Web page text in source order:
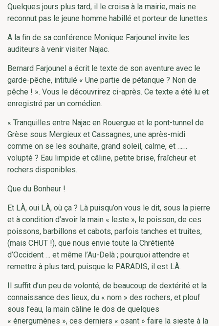
Quelques jours plus tard, il le croisa à la mairie, mais ne
reconnut pas le jeune homme habillé et porteur de lunettes.
A la fin de sa conférence Monique Farjounel invite les
auditeurs à venir visiter Najac.
Bernard Farjounel a écrit le texte de son aventure avec le
garde-pêche, intitulé « Une partie de pétanque ? Non de
pêche ! ». Vous le découvrirez ci-après. Ce texte a été lu et
enregistré par un comédien.
« Tranquilles entre Najac en Rouergue et le pont-tunnel de
Grèse sous Mergieux et Cassagnes, une après-midi
comme on se les souhaite, grand soleil, calme, et ……
volupté ? Eau limpide et câline, petite brise, fraîcheur et
rochers disponibles.
Que du Bonheur !
Et LÀ, oui LÀ, où ça ? Là puisqu’on vous le dit, sous la pierre
et à condition d’avoir la main « leste », le poisson, de ces
poissons, barbillons et cabots, parfois tanches et truites,
(mais CHUT !), que nous envie toute la Chrétienté
d’Occident … et même l’Au-Delà ; pourquoi attendre et
remettre à plus tard, puisque le PARADIS, il est LÀ.
Il suffit d’un peu de volonté, de beaucoup de dextérité et la
connaissance des lieux, du « nom » des rochers, et plouf
sous l’eau, la main câline le dos de quelques
« énergumènes », ces derniers « osant » faire la sieste à la